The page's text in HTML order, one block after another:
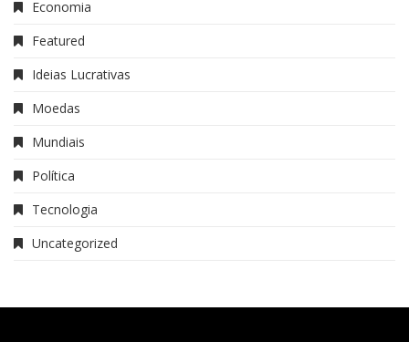
Economia
Featured
Ideias Lucrativas
Moedas
Mundiais
Política
Tecnologia
Uncategorized